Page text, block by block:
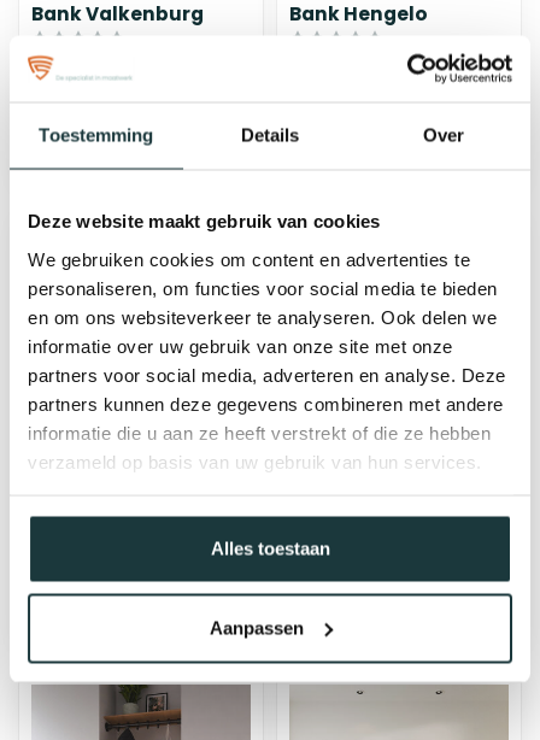
Toestemming Details Over
Deze website maakt gebruik van cookies
We gebruiken cookies om content en advertenties te
personaliseren, om functies voor social media te bieden
en om ons websiteverkeer te analyseren. Ook delen we
informatie over uw gebruik van onze site met onze
partners voor social media, adverteren en analyse. Deze
partners kunnen deze gegevens combineren met andere
informatie die u aan ze heeft verstrekt of die ze hebben
verzameld op basis van uw gebruik van hun services.
Alles toestaan
Aanpassen
Bank Valkenburg
Vanaf€147,10
Bank Hengelo
€102,00
Bank Aalten
bij jou bezorgd binnen 3-8
Kapstok Groningen
bij jou bezorgd binnen 2 - 5